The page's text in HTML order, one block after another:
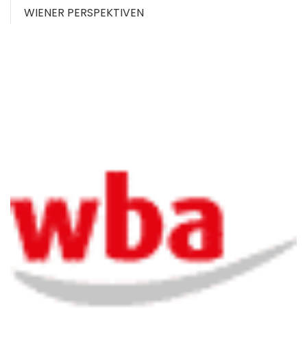
WIENER PERSPEKTIVEN